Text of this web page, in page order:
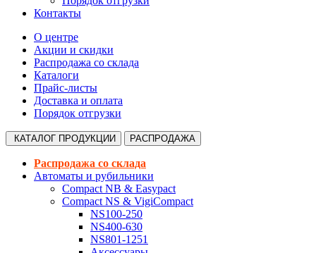
Контакты
О центре
Акции и скидки
Распродажа со склада
Каталоги
Прайс-листы
Доставка и оплата
Порядок отгрузки
КАТАЛОГ ПРОДУКЦИИ РАСПРОДАЖА
Распродажа со склада
Автоматы и рубильники
Compact NB & Easypact
Compact NS & VigiCompact
NS100-250
NS400-630
NS801-1251